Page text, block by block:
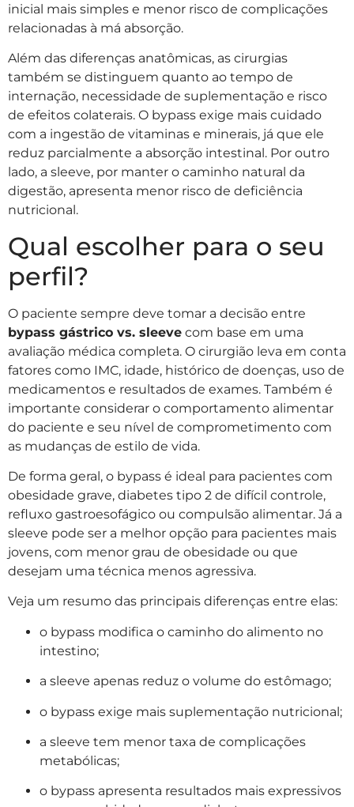
inicial mais simples e menor risco de complicações
relacionadas à má absorção.
Além das diferenças anatômicas, as cirurgias
também se distinguem quanto ao tempo de
internação, necessidade de suplementação e risco
de efeitos colaterais. O bypass exige mais cuidado
com a ingestão de vitaminas e minerais, já que ele
reduz parcialmente a absorção intestinal. Por outro
lado, a sleeve, por manter o caminho natural da
digestão, apresenta menor risco de deficiência
nutricional.
Qual escolher para o seu
perfil?
O paciente sempre deve tomar a decisão entre
bypass gástrico vs. sleeve com base em uma
avaliação médica completa. O cirurgião leva em conta
fatores como IMC, idade, histórico de doenças, uso de
medicamentos e resultados de exames. Também é
importante considerar o comportamento alimentar
do paciente e seu nível de comprometimento com
as mudanças de estilo de vida.
De forma geral, o bypass é ideal para pacientes com
obesidade grave, diabetes tipo 2 de difícil controle,
refluxo gastroesofágico ou compulsão alimentar. Já a
sleeve pode ser a melhor opção para pacientes mais
jovens, com menor grau de obesidade ou que
desejam uma técnica menos agressiva.
Veja um resumo das principais diferenças entre elas:
o bypass modifica o caminho do alimento no
intestino;
a sleeve apenas reduz o volume do estômago;
o bypass exige mais suplementação nutricional;
a sleeve tem menor taxa de complicações
metabólicas;
o bypass apresenta resultados mais expressivos